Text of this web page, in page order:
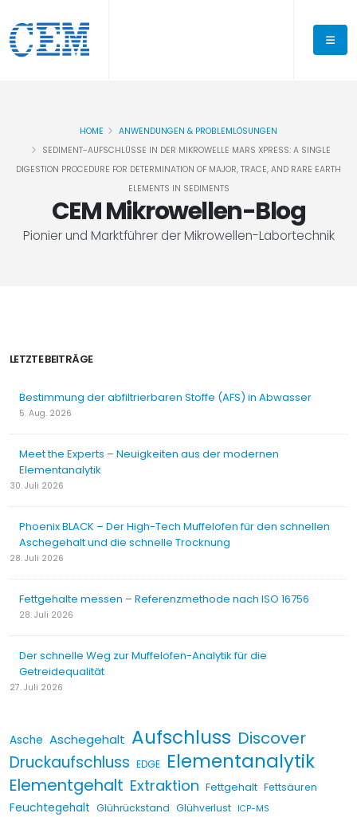
CEM Mikrowellen-Blog
Pionier und Marktführer der Mikrowellen-Labortechnik
HOME
ANWENDUNGEN & PROBLEMLÖSUNGEN
SEDIMENT-AUFSCHLÜSSE IN DER MIKROWELLE MARS XPRESS: A SINGLE
DIGESTION PROCEDURE FOR DETERMINATION OF MAJOR, TRACE, AND RARE EARTH
ELEMENTS IN SEDIMENTS
LETZTE BEITRÄGE
Bestimmung der abfiltrierbaren Stoffe (AFS) in Abwasser
5. Aug. 2026
Meet the Experts – Neuigkeiten aus der modernen
Elementanalytik
30. Juli 2026
Phoenix BLACK – Der High-Tech Muffelofen für den schnellen
Aschegehalt und die schnelle Trocknung
28. Juli 2026
Fettgehalte messen – Referenzmethode nach ISO 16756
28. Juli 2026
Der schnelle Weg zur Muffelofen-Analytik für die
Getreidequalität
27. Juli 2026
Asche Aschegehalt Aufschluss Discover
Druckaufschluss EDGE Elementanalytik
Elementgehalt Extraktion Fettgehalt Fettsäuren
Feuchtegehalt Glührückstand Glühverlust ICP-MS